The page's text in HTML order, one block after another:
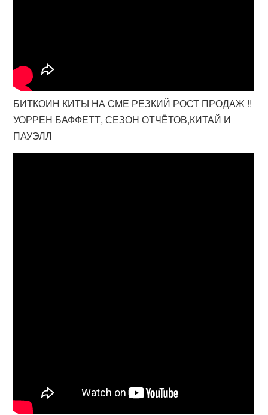
БИТКОИН КИТЫ НА СМЕ РЕЗКИЙ РОСТ ПРОДАЖ !!
УОРРЕН БАФФЕТТ, СЕЗОН ОТЧЁТОВ,КИТАЙ И
ПАУЭЛЛ